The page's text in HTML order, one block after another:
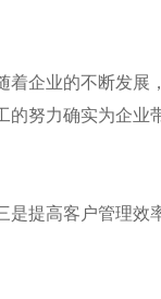
企业的不断发展，
的努力确实为企业
提高客户管理效率